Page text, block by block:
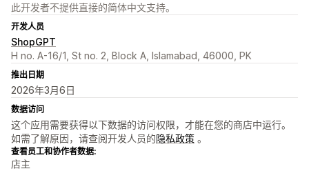
此开发者不提供直接的简体中文支持。
开发人员
ShopGPT
H no. A-16/1, St no. 2, Block A, Islamabad, 46000, PK
推出日期
2026年3月6日
数据访问
这个应用需要获得以下数据的访问权限，才能在您的商店中运行。
如需了解原因，请查阅开发人员的隐私政策 。
查看员工和协作者数据:
店主